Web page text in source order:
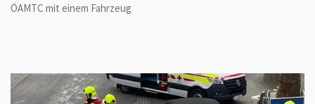
ÖAMTC mit einem Fahrzeug